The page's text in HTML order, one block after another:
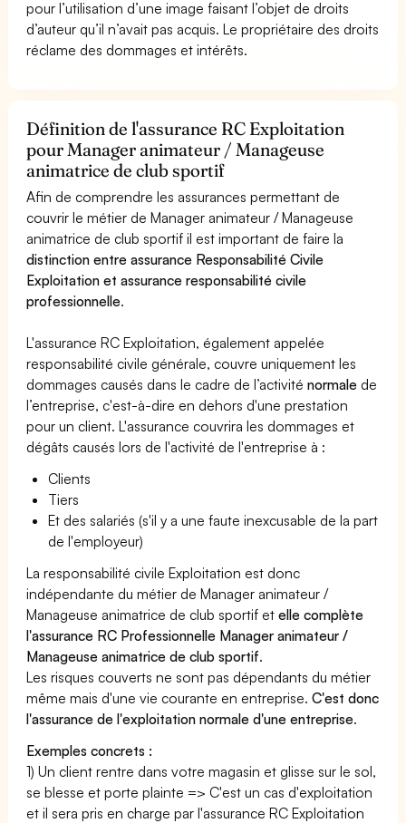
pour l’utilisation d’une image faisant l’objet de droits
d’auteur qu’il n’avait pas acquis. Le propriétaire des droits
réclame des dommages et intérêts.
Définition de l'assurance RC Exploitation
pour Manager animateur / Manageuse
animatrice de club sportif
Afin de comprendre les assurances permettant de
couvrir le métier de Manager animateur / Manageuse
animatrice de club sportif il est important de faire la
distinction entre assurance Responsabilité Civile
Exploitation et assurance responsabilité civile
professionnelle.
L'assurance RC Exploitation, également appelée
responsabilité civile générale, couvre uniquement les
dommages causés dans le cadre de l’activiténormale de
l’entreprise, c'est-à-dire en dehors d'une prestation
pour un client. L'assurance couvrira les dommages et
dégâts causés lors de l'activité de l'entreprise à :
Clients
Tiers
Et des salariés (s'il y a une faute inexcusable de la part
de l'employeur)
La responsabilité civile Exploitation est donc
indépendante du métier de Manager animateur /
Manageuse animatrice de club sportif etelle complète
l'assurance RC Professionnelle Manager animateur /
Manageuse animatrice de club sportif.
Les risques couverts ne sont pas dépendants du métier
même mais d'une vie courante en entreprise.C'est donc
l'assurance de l'exploitation normale d'une entreprise.
Exemples concrets :
1) Un client rentre dans votre magasin et glisse sur le sol,
se blesse et porte plainte => C'est un cas d'exploitation
et il sera pris en charge par l'assurance RC Exploitation